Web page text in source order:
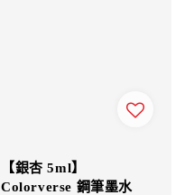
【銀杏 5ml】
Colorverse 鋼筆墨水